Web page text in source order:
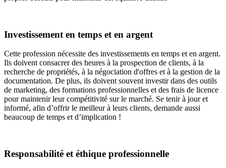
Investissement en temps et en argent
Cette profession nécessite des investissements en temps et en argent.
Ils doivent consacrer des heures à la prospection de clients, à la
recherche de propriétés, à la négociation d'offres et à la gestion de la
documentation. De plus, ils doivent souvent investir dans des outils
de marketing, des formations professionnelles et des frais de licence
pour maintenir leur compétitivité sur le marché. Se tenir à jour et
informé, afin d’offrir le meilleur à leurs clients, demande aussi
beaucoup de temps et d’implication !
Responsabilité et éthique professionnelle